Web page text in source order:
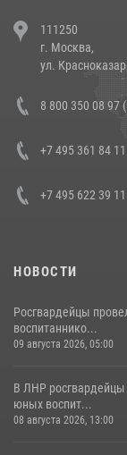
напавших на
14 июля 2026, 12:20
Состоялась
генерала армии
представителя
Кавказском
111250
г. Москва,
ул.
8 800 350 08 97
+7 495 361 84 11
+7 495 622 39 11
НОВОСТИ
Росгвардейцы
воспитаннико...
09 августа 2026, 05:00
В ЛНР росгвардейцы
юных воспит...
08 августа 2026, 13:00